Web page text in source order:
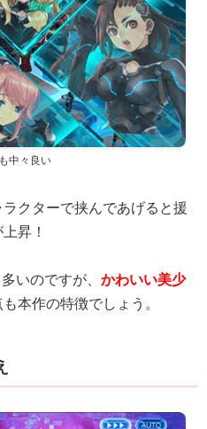
中々良い
クターで挟んであげると援
昇！
いのですが、 かわいい美少
も本作の特徴でしょう。